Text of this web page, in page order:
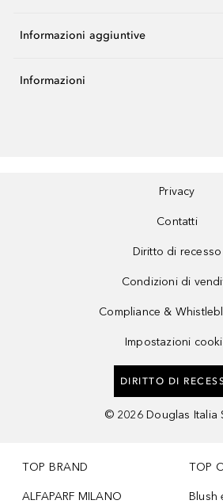
Informazioni aggiuntive
Informazioni
Privacy
Contatti
Diritto di recesso
Condizioni di
Compliance &
Impostazioni
DIRITTO DI
© 2026 Douglas Italia
TOP BRAND
ALFAPARF MILANO
TOP
Blush